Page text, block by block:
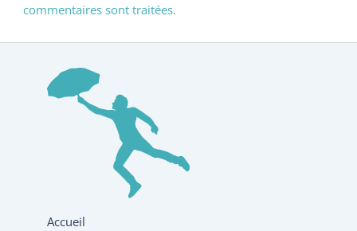
commentaires sont traitées.
Accueil